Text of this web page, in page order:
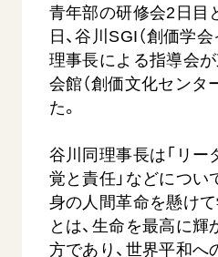
沿革
略年表
入会について
関連団体
聖教電子版
聖教ブックストア
soka youth media
SGIピースサイト
ご利用にあたって
SOKA PICKS
青年部の研修会2日目
日、谷川SGI（創価学
理事長による指導会
会館（創価文化センタ
た。
谷川同理事長は「リー
覚と責任」などについ
身の人間革命を懸け
とは、生命を最高に輝
方であり、世界平和へ